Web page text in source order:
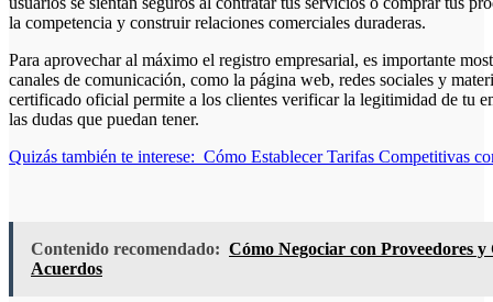
la competencia y construir relaciones comerciales duraderas.
Para aprovechar al máximo el registro empresarial, es importante
canales de comunicación, como la página web, redes sociales y
certificado oficial permite a los clientes verificar la legitimidad de tu
las dudas que puedan tener.
Quizás también te interese: Cómo Establecer Tarifas Competitivas
Contenido recomendado: Cómo Negociar con Proveedores
Acuerdos